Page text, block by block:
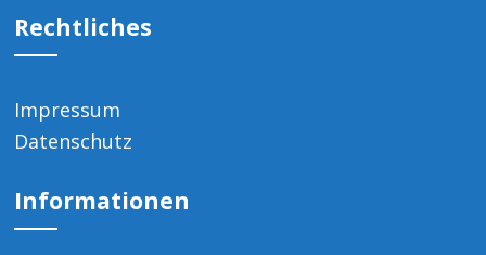
Rechtliches
Impressum
Datenschutz
Informationen